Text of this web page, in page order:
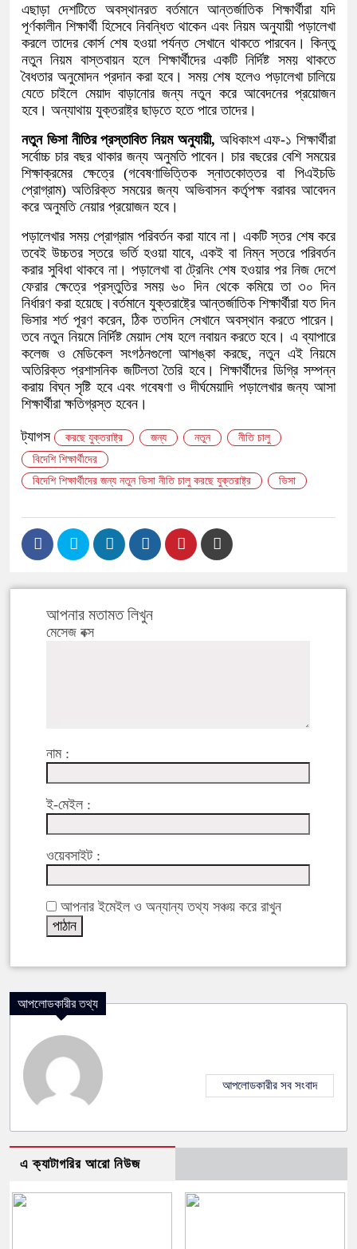
এছাড়া দেশটিতে অবস্থানরত বর্তমানে আন্তর্জাতিক শিক্ষার্থীরা যদি
পূর্ণকালীন শিক্ষার্থী হিসেবে নিবন্ধিত থাকেন এবং নিয়ম অনুযায়ী পড়ালেখা
করলে তাদের কোর্স শেষ হওয়া পর্যন্ত সেখানে থাকতে পারবেন। কিন্তু
নতুন নিয়ম বাস্তবায়ন হলে শিক্ষার্থীদের একটি নির্দিষ্ট সময় থাকতে
বৈধতার অনুমোদন প্রদান করা হবে। সময় শেষ হলেও পড়ালেখা চালিয়ে
যেতে চাইলে মেয়াদ বাড়ানোর জন্য নতুন করে আবেদনের প্রয়োজন
হবে। অন্যাথায় যুক্তরাষ্ট্র ছাড়তে হতে পারে তাদের।
নতুন ভিসা নীতির প্রস্তাবিত নিয়ম অনুযায়ী, অধিকাংশ এফ-১ শিক্ষার্থীরা
সর্বোচ্চ চার বছর থাকার জন্য অনুমতি পাবেন। চার বছরের বেশি সময়ের
শিক্ষাক্রমের ক্ষেত্রে (গবেষণাভিত্তিক স্নাতকোত্তর বা পিএইচডি
প্রোগ্রাম) অতিরিক্ত সময়ের জন্য অভিবাসন কর্তৃপক্ষ বরাবর আবেদন
করে অনুমতি নেয়ার প্রয়োজন হবে।
পড়ালেখার সময় প্রোগ্রাম পরিবর্তন করা যাবে না। একটি স্তর শেষ করে
তবেই উচ্চতর স্তরে ভর্তি হওয়া যাবে, একই বা নিম্ন স্তরে পরিবর্তন
করার সুবিধা থাকবে না। পড়ালেখা বা ট্রেনিং শেষ হওয়ার পর নিজ দেশে
ফেরার ক্ষেত্রে প্রস্তুতির সময় ৬০ দিন থেকে কমিয়ে তা ৩০ দিন
নির্ধারণ করা হয়েছে।বর্তমানে যুক্তরাষ্ট্রে আন্তর্জাতিক শিক্ষার্থীরা যত দিন
ভিসার শর্ত পূরণ করেন, ঠিক ততদিন সেখানে অবস্থান করতে পারেন।
তবে নতুন নিয়মে নির্দিষ্ট মেয়াদ শেষ হলে নবায়ন করতে হবে। এ ব্যাপারে
কলেজ ও মেডিকেল সংগঠনগুলো আশঙ্কা করছে, নতুন এই নিয়মে
অতিরিক্ত প্রশাসনিক জটিলতা তৈরি হবে। শিক্ষার্থীদের ডিগ্রি সম্পন্ন
করায় বিঘ্ন সৃষ্টি হবে এবং গবেষণা ও দীর্ঘমেয়াদি পড়ালেখার জন্য আসা
শিক্ষার্থীরা ক্ষতিগ্রস্ত হবেন।
ট্যাগস করছে যুক্তরাষ্ট্র জন্য নতুন
নীতি চালু
বিদেশি শিক্ষার্থীদের
বিদেশি শিক্ষার্থীদের জন্য নতুন ভিসা নীতি চালু করছে যুক্তরাষ্ট্র
ভিসা
আপনার মতামত লিখুন
মেসেজ বক্স
নাম :
ই-মেইল :
ওয়েবসাইট :
আপনার ইমেইল ও অন্যান্য তথ্য সঞ্চয় করে রাখুন
আপলোডকারীর তথ্য
আপলোডকারীর সব সংবাদ
এ ক্যাটাগরির আরো নিউজ